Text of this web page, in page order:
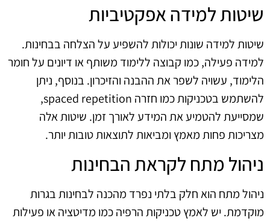
שיטות למידה אפקטיביות
שיטות למידה שונות יכולות להשפיע על הצלחה בבחינות.
למידה פעילה, כמו קבוצה ללימוד משותף או דיונים על חומר
הלימוד, עשויה לשפר את ההבנה והזיכרון. בנוסף, ניתן
להשתמש בטכניקות כמו חזרה spaced repetition,
שמסייעת להטמיע את המידע לאורך זמן. שיטות אלה
מצריכות פחות מאמץ ומביאות לתוצאות טובות יותר.
ניהול מתח לקראת הבחינות
ניהול מתח הוא חלק בלתי נפרד מהכנה לבחינות בגרות
מוקדמת. יש לאמץ טכניקות הרפיה כמו מדיטציה או פעילות